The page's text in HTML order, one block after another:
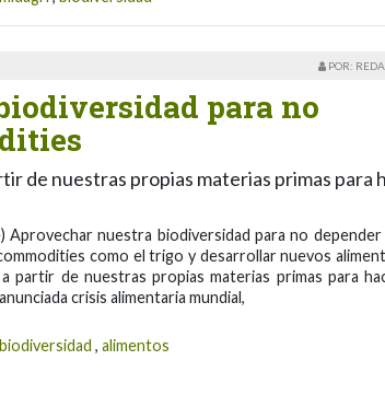
POR:
para no
de nuestras propias materias primas para
Aprovechar nuestra biodiversidad para no depender
como el trigo y desarrollar nuevos
a partir de nuestras propias materias primas para
crisis alimentaria mundial,
biodiversidad , alimentos